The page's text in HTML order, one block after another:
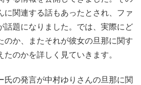
に関連する話もあったとされ、ファ
話題になりました。では、実際にど
のか、またそれが彼女の旦那に関す
たのかを詳しく見ていきます。
氏の発言が中村ゆりさんの旦那に関